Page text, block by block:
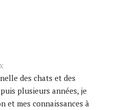
des chats et des
plusieurs années, je
et mes connaissances à